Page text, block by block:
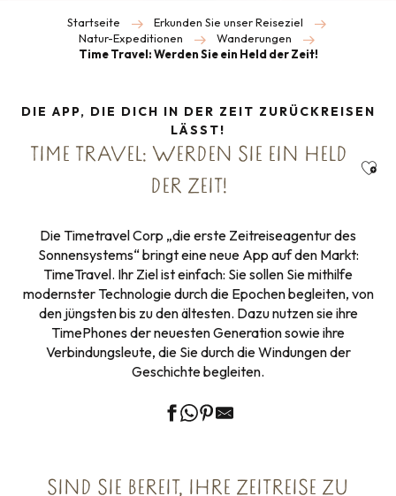
Startseite
Erkunden Sie unser Reiseziel
Natur-Expeditionen
Wanderungen
Time Travel: Werden Sie ein Held der Zeit!
DIE APP, DIE DICH IN DER ZEIT ZURÜCKREISEN
LÄSST!
TIME TRAVEL: WERDEN SIE EIN HELD
DER ZEIT!
Die Timetravel Corp „die erste Zeitreiseagentur des
Sonnensystems“ bringt eine neue App auf den Markt:
TimeTravel. Ihr Ziel ist einfach: Sie sollen Sie mithilfe
modernster Technologie durch die Epochen begleiten, von
den jüngsten bis zu den ältesten. Dazu nutzen sie ihre
TimePhones der neuesten Generation sowie ihre
Verbindungsleute, die Sie durch die Windungen der
Geschichte begleiten.
SIND SIE BEREIT, IHRE ZEITREISE ZU